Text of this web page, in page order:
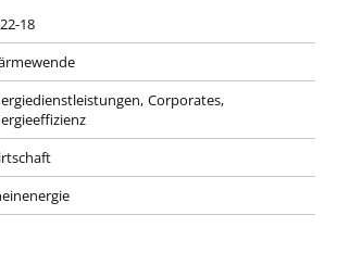
18
Corporates